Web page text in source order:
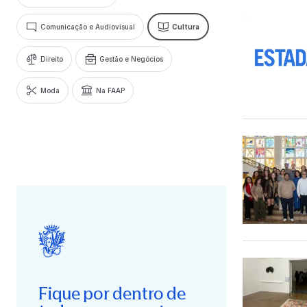
Comunicação e Audiovisual Cultura
Direito Gestão e Negócios
Moda Na FAAP
Fique por dentro de